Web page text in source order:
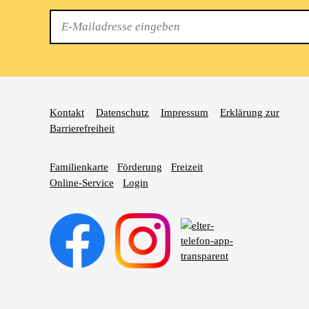
Mail
Kontakt Datenschutz Impressum
Erklärung zur
Barrierefreiheit
Familienkarte Förderung
Freizeit
Online-Service
Login